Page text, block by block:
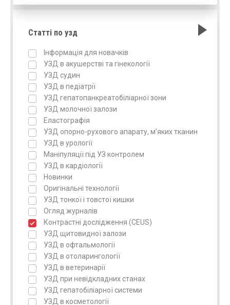
Статті по узд
Інформація для новачків
УЗД в акушерстві та гінекології
УЗД судин
УЗД в педіатрії
УЗД гепатопанкреатобіліарної зони
УЗД молочної залози
Еластографія
УЗД опорно-рухового апарату, м’яких тканин
УЗД в урології
Маніпуляції під УЗ контролем
УЗД в кардіології
Новинки
Оригінальні технології
УЗД тонкої і товстої кишки
Огляд журналів
Контрастні дослідження (CEUS)
УЗД щитовидної залози
УЗД в офтальмології
УЗД в отоларингології
УЗД в ветеринарії
УЗД при невідкладних станах
УЗД гепатобіліарної системи
УЗД в косметології